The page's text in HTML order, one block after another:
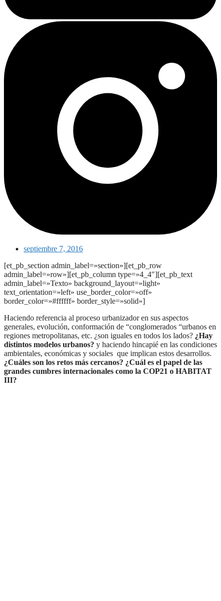
septiembre 7, 2016
[et_pb_section admin_label=»section»][et_pb_row
admin_label=»row»][et_pb_column type=»4_4″][et_pb_text
admin_label=»Texto» background_layout=»light»
text_orientation=»left» use_border_color=»off»
border_color=»#ffffff» border_style=»solid»]
Haciendo referencia al proceso urbanizador en sus aspectos
generales, evolución, conformación de “conglomerados “urbanos en
regiones metropolitanas, etc. ¿son iguales en todos los lados? ¿Hay
distintos modelos urbanos? y haciendo hincapié en las condiciones
ambientales, económicas y sociales que implican estos desarrollos.
¿Cuáles son los retos más cercanos? ¿Cuál es el papel de las
grandes cumbres internacionales como la COP21 o HABITAT
III?